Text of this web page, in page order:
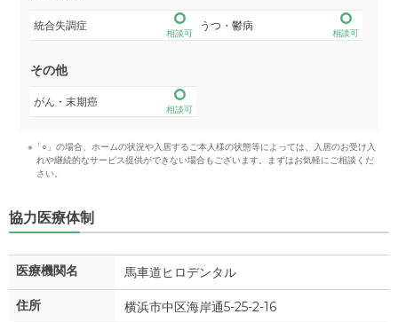
統合失調症
相談可
うつ・鬱病
相談可
その他
がん・末期癌
相談可
※「○」の場合、ホームの状況や入居するご本人様の状態等によっては、入居のお受け入
れや継続的なサービス提供ができない場合もございます。まずはお気軽にご相談くだ
さい。
協力医療体制
医療機関名 馬車道ヒロデンタル
住所 横浜市中区海岸通5-25-2-16